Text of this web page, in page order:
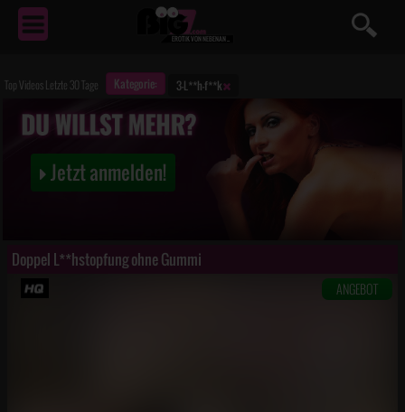
EROTIKVON NEBENAN ...
Top Videos Letzte 30 Tage Kategorie: 3-L**h-f**k
Jetzt anmelden!
Doppel L**hstopfung ohne Gummi
ANGEBOT